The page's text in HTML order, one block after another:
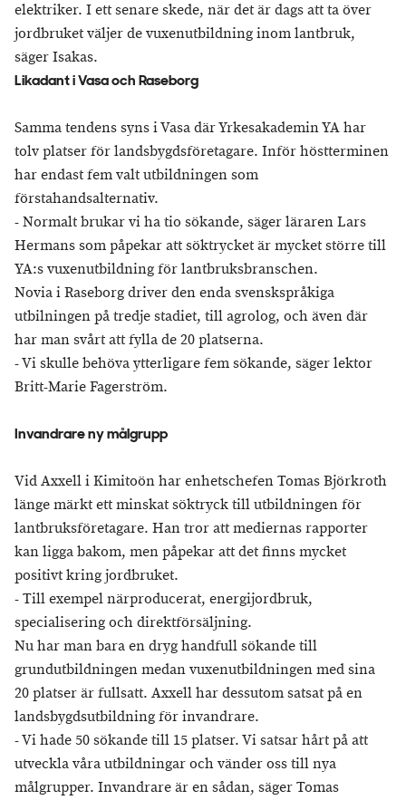
elektriker. I ett senare skede, när det är dags att ta över
jordbruket väljer de vuxenutbildning inom lantbruk,
säger Isakas.
Likadant i Vasa och Raseborg
Samma tendens syns i Vasa där Yrkesakademin YA har
tolv platser för landsbygdsföretagare. Inför höstterminen
har endast fem valt utbildningen som
förstahandsalternativ.
- Normalt brukar vi ha tio sökande, säger läraren Lars
Hermans som påpekar att söktrycket är mycket större till
YA:s vuxenutbildning för lantbruksbranschen.
Novia i Raseborg driver den enda svenskspråkiga
utbilningen på tredje stadiet, till agrolog, och även där
har man svårt att fylla de 20 platserna.
- Vi skulle behöva ytterligare fem sökande, säger lektor
Britt-Marie Fagerström.
Invandrare ny målgrupp
Vid Axxell i Kimitoön har enhetschefen Tomas Björkroth
länge märkt ett minskat söktryck till utbildningen för
lantbruksföretagare. Han tror att mediernas rapporter
kan ligga bakom, men påpekar att det finns mycket
positivt kring jordbruket.
- Till exempel närproducerat, energijordbruk,
specialisering och direktförsäljning.
Nu har man bara en dryg handfull sökande till
grundutbildningen medan vuxenutbildningen med sina
20 platser är fullsatt. Axxell har dessutom satsat på en
landsbygdsutbildning för invandrare.
- Vi hade 50 sökande till 15 platser. Vi satsar hårt på att
utveckla våra utbildningar och vänder oss till nya
målgrupper. Invandrare är en sådan, säger Tomas